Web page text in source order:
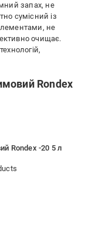
запах, не
сумісний із
не
очищає.
Rondex
Rondex -20 5 л